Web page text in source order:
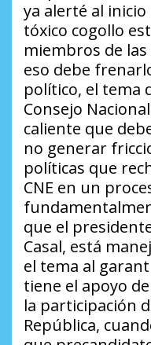
ya alerté al
tóxico cogollo
miembros de
eso debe
político, el tema
Consejo
caliente que
no generar
políticas que
CNE en un
que el
Casal, está
el tema al
tiene el apoyo
la participación
República,